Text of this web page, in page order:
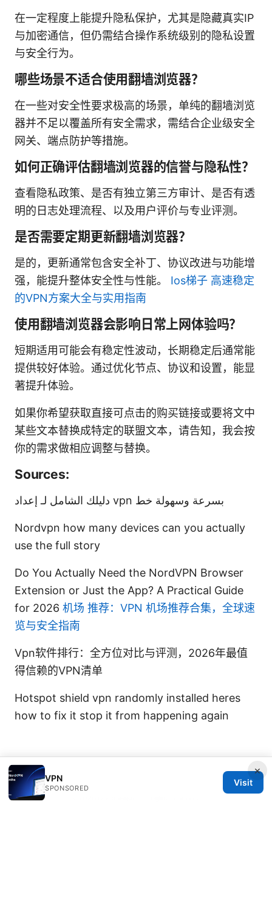
在一定程度上能提升隐私保护，尤其是隐藏真实IP
与加密通信，但仍需结合操作系统级别的隐私设置
与安全行为。
哪些场景不适合使用翻墙浏览器？
在一些对安全性要求极高的场景，单纯的翻墙浏览
器并不足以覆盖所有安全需求，需结合企业级安全
网关、端点防护等措施。
如何正确评估翻墙浏览器的信誉与隐私性？
查看隐私政策、是否有独立第三方审计、是否有透
明的日志处理流程、以及用户评价与专业评测。
是否需要定期更新翻墙浏览器？
是的，更新通常包含安全补丁、协议改进与功能增
强，能提升整体安全性与性能。 Ios梯子 高速稳定
的VPN方案大全与实用指南
使用翻墙浏览器会影响日常上网体验吗？
短期适用可能会有稳定性波动，长期稳定后通常能
提供较好体验。通过优化节点、协议和设置，能显
著提升体验。
如果你希望获取直接可点击的购买链接或要将文中
某些文本替换成特定的联盟文本，请告知，我会按
你的需求做相应调整与替换。
Sources:
دليلك الشامل لـ إعداد vpn بسرعة وسهولة خط
Nordvpn how many devices can you actually
use the full story
Do You Actually Need the NordVPN Browser
Extension or Just the App? A Practical Guide
for 2026 机场 推荐：VPN 机场推荐合集，全球速
览与安全指南
Vpn软件排行：全方位对比与评测，2026年最值
得信赖的VPN清单
Hotspot shield vpn randomly installed heres
how to fix it stop it from happening again
×
VPN
SPONSORED
Visit